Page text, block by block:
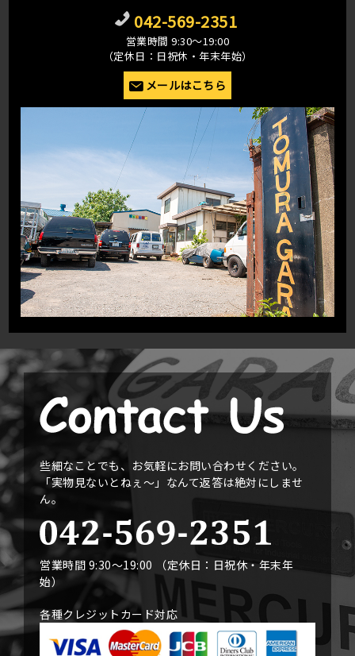
042-569-2351
営業時間 9:30〜19:00
（定休日：日祝休・年末年始）
メールはこちら
些細なことでも、お気軽にお問い合わせください。
「実物見ないとねぇ〜」なんて返答は絶対にしませ
ん。
営業時間 9:30〜19:00 （定休日：日祝休・年末年
始）
各種クレジットカード対応